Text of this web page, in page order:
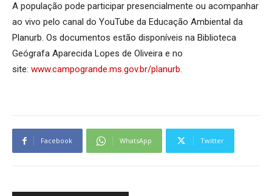
A população pode participar presencialmente ou acompanhar
ao vivo pelo canal do YouTube da Educação Ambiental da
Planurb. Os documentos estão disponíveis na Biblioteca
Geógrafa Aparecida Lopes de Oliveira e no
site: www.campogrande.ms.gov.br/planurb.
Facebook WhatsApp Twitter